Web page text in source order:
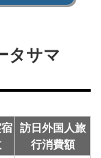
タサマ
訪日外国人旅
行消費額